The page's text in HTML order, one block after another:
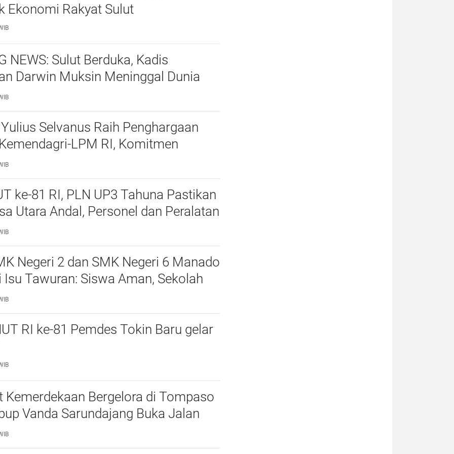
Ekonomi Rakyat Sulut
NEWS: Sulut Berduka, Kadis
Darwin Muksin Meninggal Dunia
TIFF 2026
Selvanus Raih Penghargaan
LPM RI, Komitmen
dari Akar Rumput Diakui
ke-81 RI, PLN UP3 Tahuna Pastikan
Utara Andal, Personel dan Peralatan
Negeri 2 dan SMK Negeri 6 Manado
Tawuran: Siswa Aman, Sekolah
Polri
RI ke-81 Pemdes Tokin Baru gelar
Kemerdekaan Bergelora di Tompaso
Vanda Sarundajang Buka Jalan
Warga Perkuat Persatuan